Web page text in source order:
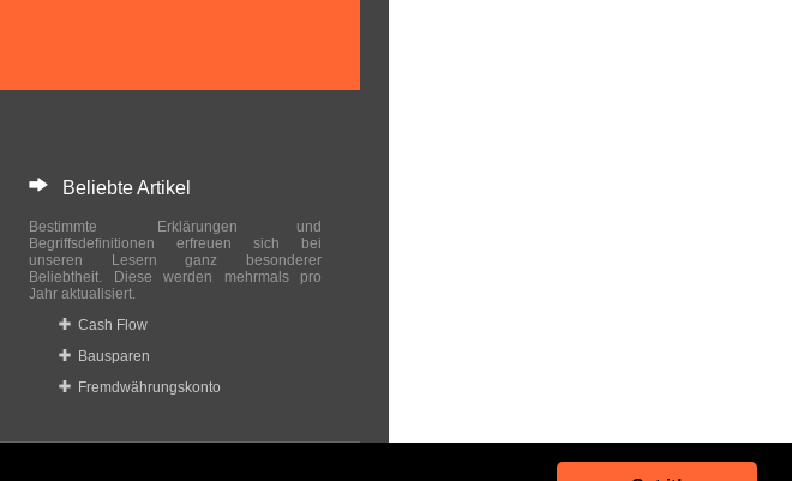
Beliebte Artikel
Bestimmte Erklärungen und
Begriffsdefinitionen erfreuen sich bei
unseren Lesern ganz besonderer
Beliebtheit. Diese werden mehrmals pro
Jahr aktualisiert.
Cash Flow
Bausparen
Fremdwährungskonto